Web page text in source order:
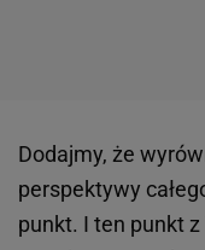
Dodajmy, że
perspektywy
punkt. I ten punkt